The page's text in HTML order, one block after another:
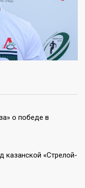
о победе в
казанской «Стрелой-